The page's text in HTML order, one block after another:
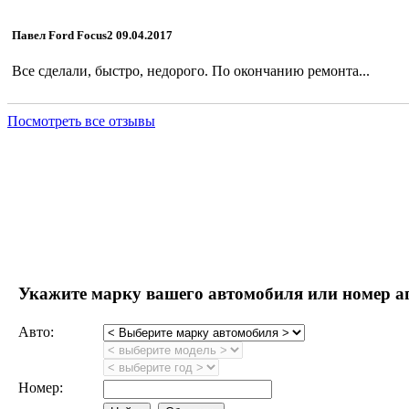
Павел Ford Focus2 09.04.2017
Все сделали, быстро, недорого. По окончанию ремонта...
Посмотреть все отзывы
Укажите марку вашего автомобиля или номер
Авто:
Номер: